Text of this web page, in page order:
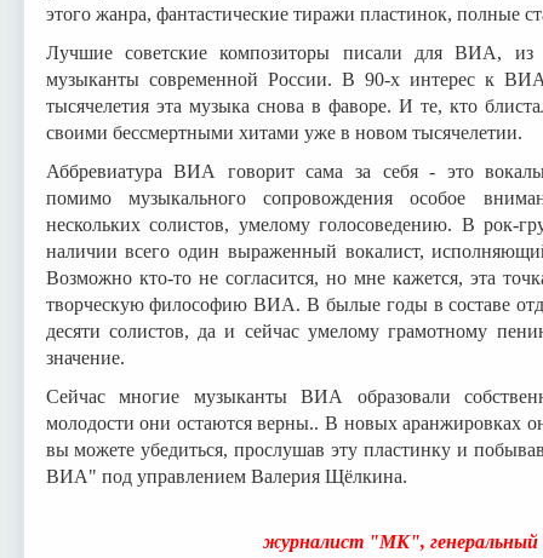
этого жанра, фантастические тиражи пластинок, полные
Лучшие советские композиторы писали для ВИА,
музыканты современной России. В 90-х интерес к
тысячелетия эта музыка снова в фаворе. И те, кто
своими бессмертными хитами уже в новом тысячелетии.
Аббревиатура ВИА говорит сама за себя - это
помимо музыкального сопровождения особое
нескольких солистов, умелому голосоведению. В рок-
наличии всего один выраженный вокалист,
Возможно кто-то не согласится, но мне кажется, эта
творческую философию ВИА. В былые годы в составе
десяти солистов, да и сейчас умелому грамотному
значение.
Сейчас многие музыканты ВИА образовали
молодости они остаются верны.. В новых аранжировках
вы можете убедиться, прослушав эту пластинку и
ВИА" под управлением Валерия Щёлкина.
журналист "МК", генеральный